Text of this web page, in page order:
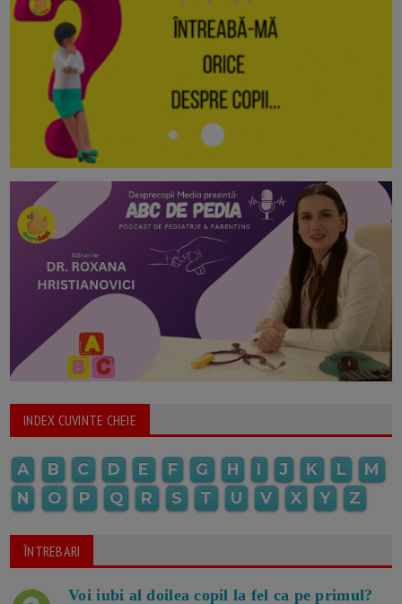
INDEX CUVINTE CHEIE
A B C D E F G H I J K L
M
N
O P Q R S T U V X Y Z
ÎNTREBARI
Voi iubi al doilea copil la fel ca pe primul?